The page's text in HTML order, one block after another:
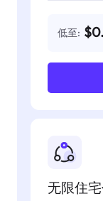
低至:
无限住